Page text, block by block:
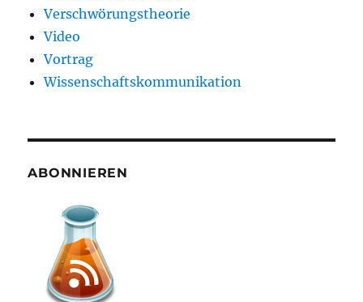
Verschwörungstheorie
Video
Vortrag
Wissenschaftskommunikation
ABONNIEREN